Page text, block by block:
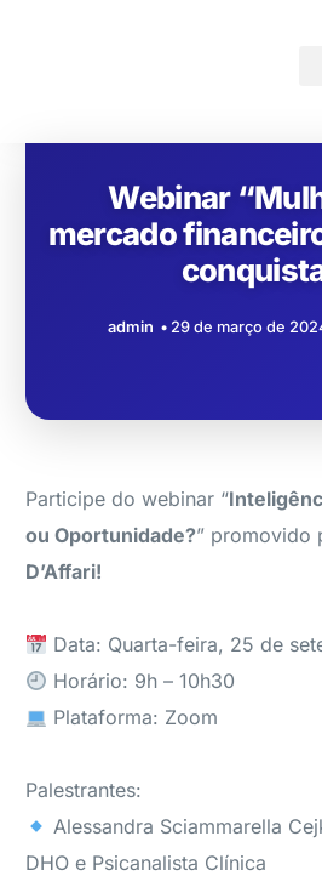
Webinar
mercado
admin 29 de março de
Participe do webinar “
ou Oportunidade?” promovido
D’Affari!
Data: Quarta-feira, 25 de
Horário: 9h – 10h30
Plataforma: Zoom
Palestrantes:
Alessandra Sciammarella
DHO e Psicanalista Clínica